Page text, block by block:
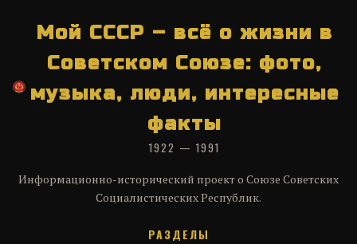
Мой СССР – всё о жизни в
Советском Союзе: фото,
музыка, люди, интересные
факты
1922 — 1991
Информационно-исторический проект о Союзе Советских
Социалистических Республик.
РАЗДЕЛЫ